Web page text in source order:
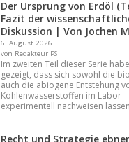
Der Ursprung von Erdöl
Fazit der
Diskussion | Von Jochen
6. August 2026
von Redakteur PS
Im zweiten Teil dieser Serie
gezeigt, dass sich sowohl die
auch die abiogene Entstehung
Kohlenwasserstoffen im Labor
experimentell nachweisen
Recht und Strategie